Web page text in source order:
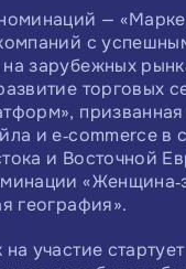
—
с
зарубежных
торговых
призванная
и e‑commerce в
и Восточной
география».
участие